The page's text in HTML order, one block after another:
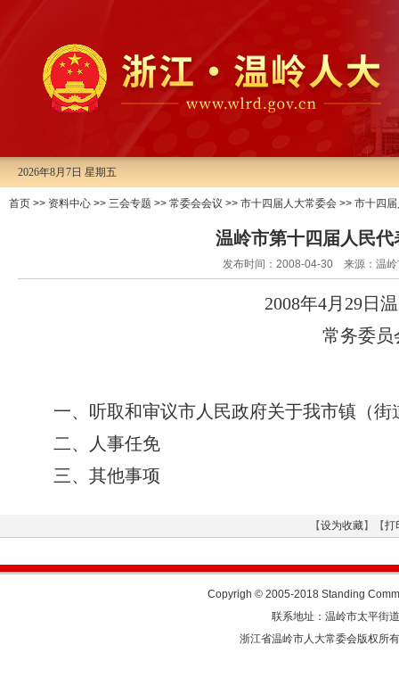
2026年8月7日 星期五
首页 >> 资料中心 >> 三会专题 >> 常委会会议 >> 市十四届人大常委会 >> 市十四
温岭市第十四届人民
发布时间：2008-04-30 来源：温
2008年4月 29日
常务委员
一、听取和审议市人民政府关于我市镇（
二、人事任免
三、其他事项
【设为收藏】【打
Copyrigh © 2005-2018 Standing
联系地址：温岭市太平
浙江省温岭市人大常委会版权所